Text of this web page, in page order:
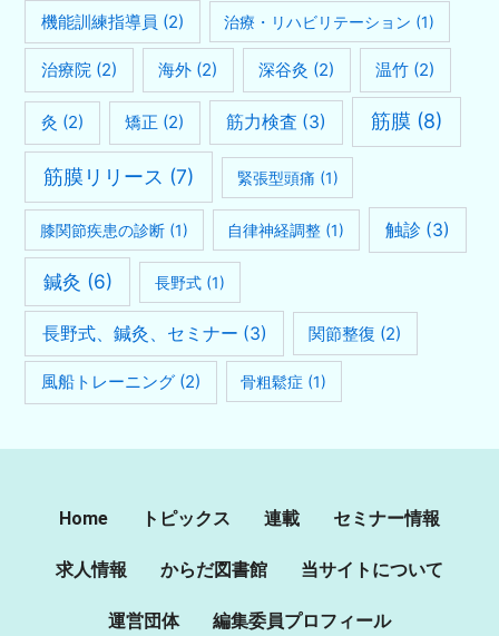
機能訓練指導員 (2) 治療・リハビリテーション (1)
治療院 (2) 海外 (2) 深谷灸 (2) 温竹 (2)
灸 (2) 矯正 (2) 筋力検査 (3) 筋膜 (8)
筋膜リリース (7) 緊張型頭痛 (1)
膝関節疾患の診断 (1) 自律神経調整 (1) 触診 (3)
鍼灸 (6) 長野式 (1)
長野式、鍼灸、セミナー (3) 関節整復 (2)
風船トレーニング (2) 骨粗鬆症 (1)
Home トピックス 連載 セミナー情報
求人情報 からだ図書館 当サイトについて
運営団体 編集委員プロフィール